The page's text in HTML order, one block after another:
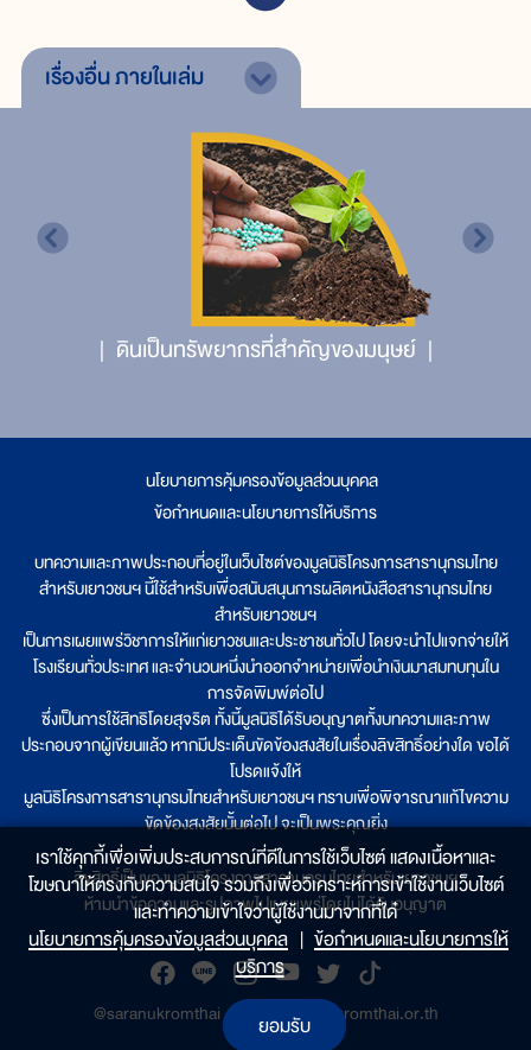
เรื่องอื่นภายในเล่ม
ดินเป็นทรัพยากรที่สำคัญของมนุษย์
นโยบายการคุ้มครองข้อมูลส่วนบุคคล
ข้อกำหนดและนโยบายการให้บริการ
บทความและภาพประกอบที่อยู่ในเว็บไซต์ของมูลนิธิโครงการสารานุกรมไทย
สำหรับเยาวชนฯ นี้ใช้สำหรับเพื่อสนับสนุนการผลิตหนังสือสารานุกรมไทย
สำหรับเยาวชนฯ
เป็นการเผยแพร่วิชาการให้แก่เยาวชนและประชาชนทั่วไป โดยจะนำไปแจกจ่ายให้
โรงเรียนทั่วประเทศ และจำนวนหนึ่งนำออกจำหน่ายเพื่อนำเงินมาสมทบทุนใน
การจัดพิมพ์ต่อไป
ซึ่งเป็นการใช้สิทธิโดยสุจริต ทั้งนี้มูลนิธิได้รับอนุญาตทั้งบทความและภาพ
ประกอบจากผู้เขียนแล้ว หากมีประเด็นขัดข้องสงสัยในเรื่องลิขสิทธิ์อย่างใด ขอได้
โปรดแจ้งให้
มูลนิธิโครงการสารานุกรมไทยสำหรับเยาวชนฯ ทราบเพื่อพิจารณาแก้ไขความ
ขัดข้องสงสัยนั้นต่อไป จะเป็นพระคุณยิ่ง
ลิขสิทธิ์เป็นของมูลนิธิโครงการสารานุกรมไทยสำหรับเยาวชนฯ
ห้ามนำข้อความและรูปภาพไปเผยแพร่โดยไม่ได้รับอนุญาต
@saranukromthai | www.saranukromthai.or.th
เราใช้คุกกี้เพื่อเพิ่มประสบการณ์ที่ดีในการใช้เว็บไซต์ แสดงเนื้อหาและ
โฆษณาให้ตรงกับความสนใจ รวมถึงเพื่อวิเคราะห์การเข้าใช้งานเว็บไซต์
และทำความเข้าใจว่าผู้ใช้งานมาจากที่ใด๋
นโยบายการคุ้มครองข้อมูลส่วนบุคคล | ข้อกำหนดและนโยบายการให้
บริการ
ยอมรับ